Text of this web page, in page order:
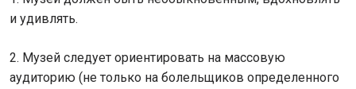
и удивлять.
2. Музей следует ориентировать на массовую
аудиторию (не только на болельщиков определенного